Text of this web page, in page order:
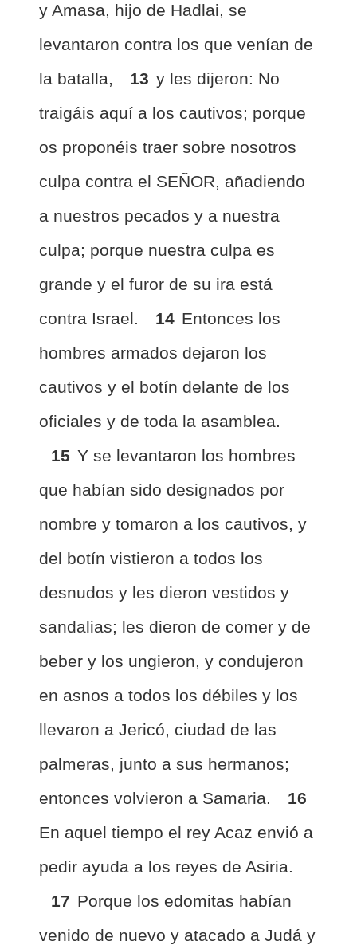
y Amasa, hijo de Hadlai, se
levantaron contra los que venían de
la batalla,
13 y les dijeron: No
traigáis aquí a los cautivos; porque
os proponéis traer sobre nosotros
culpa contra el SEÑOR, añadiendo
a nuestros pecados y a nuestra
culpa; porque nuestra culpa es
grande y el furor de su ira está
contra Israel.
14 Entonces los
hombres armados dejaron los
cautivos y el botín delante de los
oficiales y de toda la asamblea.
15 Y se levantaron los hombres
que habían sido designados por
nombre y tomaron a los cautivos, y
del botín vistieron a todos los
desnudos y les dieron vestidos y
sandalias; les dieron de comer y de
beber y los ungieron, y condujeron
en asnos a todos los débiles y los
llevaron a Jericó, ciudad de las
palmeras, junto a sus hermanos;
entonces volvieron a Samaria.
16
En aquel tiempo el rey Acaz envió a
pedir ayuda a los reyes de Asiria.
17 Porque los edomitas habían
venido de nuevo y atacado a Judá y